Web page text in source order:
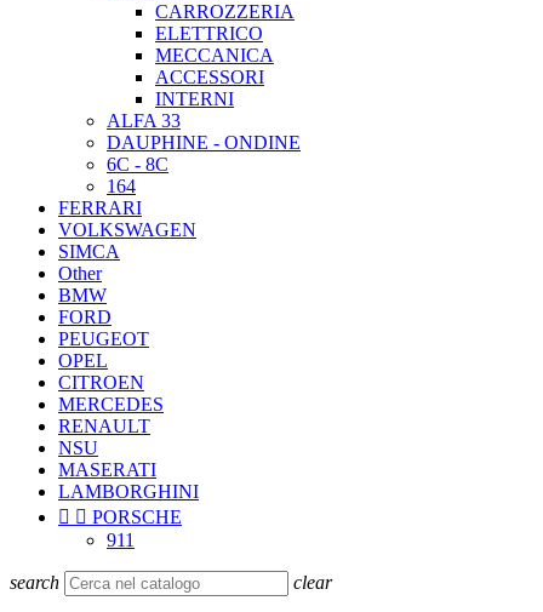
CARROZZERIA
ELETTRICO
MECCANICA
ACCESSORI
INTERNI
ALFA 33
DAUPHINE - ONDINE
6C - 8C
164
FERRARI
VOLKSWAGEN
SIMCA
Other
BMW
FORD
PEUGEOT
OPEL
CITROEN
MERCEDES
RENAULT
NSU
MASERATI
LAMBORGHINI
  PORSCHE
911
search clear